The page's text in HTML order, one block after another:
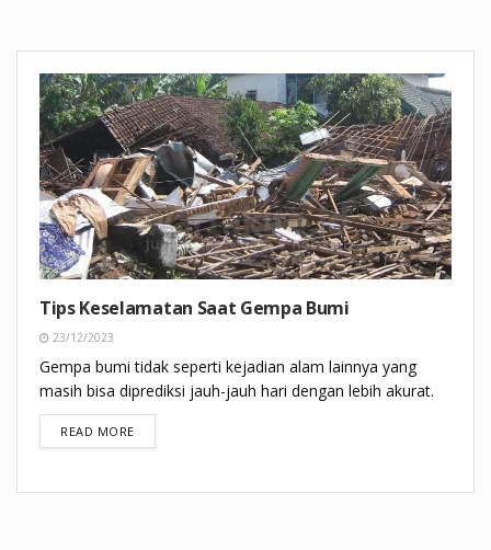
Tips Keselamatan Saat Gempa Bumi
23/12/2023
Gempa bumi tidak seperti kejadian alam lainnya yang
masih bisa diprediksi jauh-jauh hari dengan lebih akurat.
READ MOREDETAILS